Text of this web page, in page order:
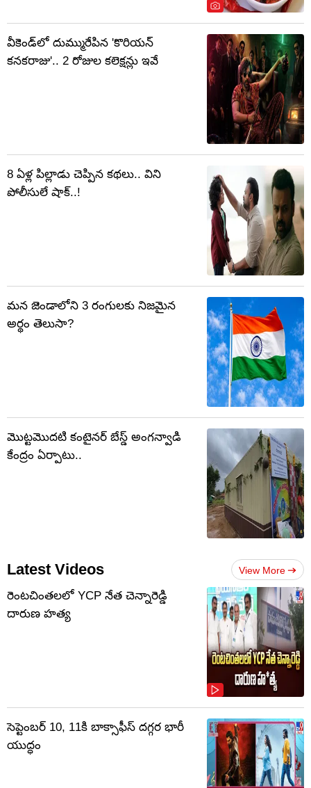
వీకెండ్‌లో దుమ్మురేపిన 'కొరియన్
కనకరాజు'.. 2 రోజుల కలెక్షన్లు ఇవే
8 ఏళ్ల పిల్లాడు చెప్పిన కథలు.. విని
పోలీసులే షాక్..!
మన జెండాలోని 3 రంగులకు నిజమైన
అర్థం తెలుసా?
మొట్టమొదటి కంటైనర్ బేస్డ్ అంగన్వాడి
కేంద్రం ఏర్పాటు..
Latest Videos View More
రెంటచింతలలో YCP నేత చెన్నారెడ్డి
దారుణ హత్య
సెప్టెంబర్‌ 10, 11కి బాక్సాఫీస్ దగ్గర భారీ
యుద్ధం